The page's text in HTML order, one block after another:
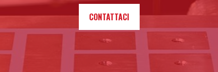
CONTATTACI